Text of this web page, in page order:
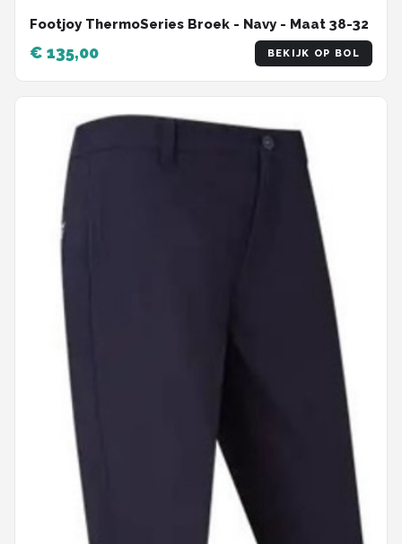
Footjoy ThermoSeries Broek - Navy - Maat 38-32
€ 135,00 BEKIJK OP BOL